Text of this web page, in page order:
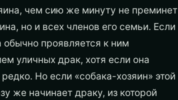
чем сию же минуту не преминет
но и всех членов его семьи. Если
проявляется к ним
уличных драк, хотя если она
Но если «собака-хозяин» этой
же начинает драку, из которой